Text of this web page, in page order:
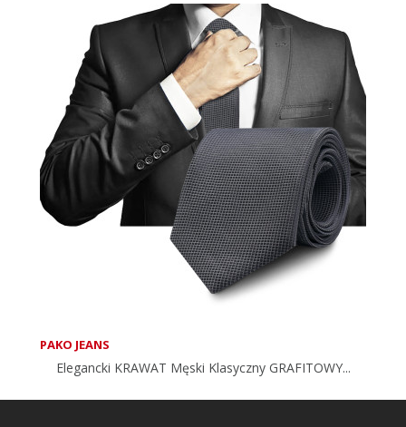
PAKO JEANS
Elegancki KRAWAT Męski Klasyczny GRAFITOWY...